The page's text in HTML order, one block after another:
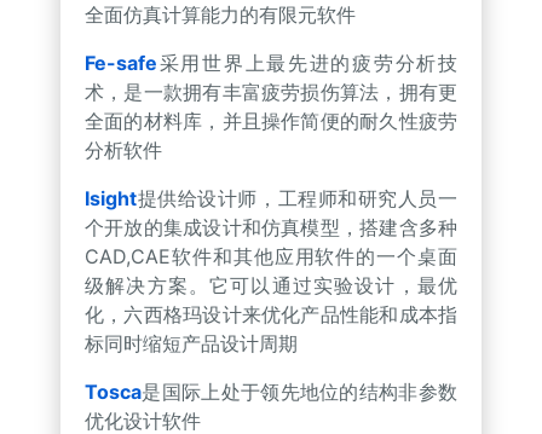
全面仿真计算能力的有限元软件
Fe-safe采用世界上最先进的疲劳分析技
术，是一款拥有丰富疲劳损伤算法，拥有更
全面的材料库，并且操作简便的耐久性疲劳
分析软件
Isight提供给设计师，工程师和研究人员一
个开放的集成设计和仿真模型，搭建含多种
CAD,CAE软件和其他应用软件的一个桌面
级解决方案。它可以通过实验设计，最优
化，六西格玛设计来优化产品性能和成本指
标同时缩短产品设计周期
Tosca是国际上处于领先地位的结构非参数
优化设计软件